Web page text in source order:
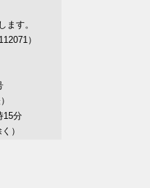
ます。
）
15分
く）